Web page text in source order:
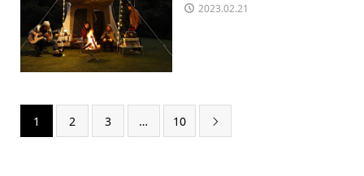
2023.02.21
1 2 3 … 10 